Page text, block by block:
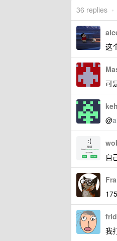
36 replies •
这
可
@
自
我